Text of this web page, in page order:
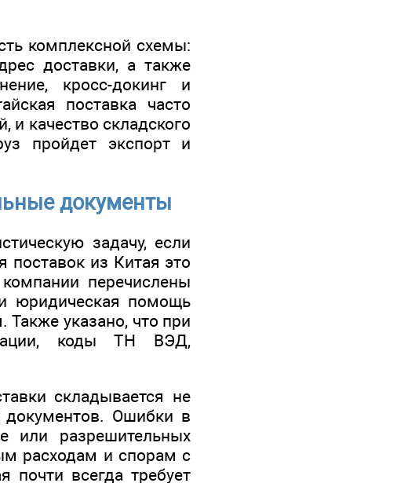
комплексной схемы:
доставки, а также
кросс-докинг и
поставка часто
и качество складского
пройдет экспорт и
документы
задачу, если
из Китая это
перечислены
юридическая помощь
Также указано, что при
коды ТН ВЭД,
складывается не
документов. Ошибки в
или разрешительных
расходам и спорам с
всегда требует